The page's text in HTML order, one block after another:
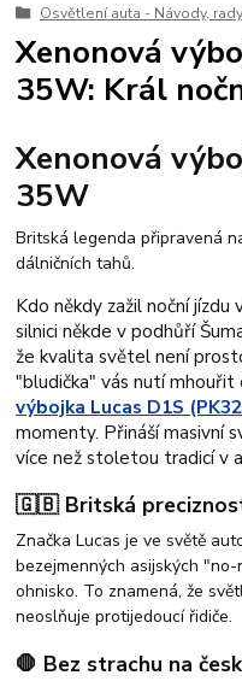
Osvětlení auta - Návody,
Xenonová
35W: Král
Xenonová
35W
Britská legenda připravená
dálničních tahů.
Kdo někdy zažil noční
silnici někde v podhůří
že kvalita světel není
"bludička" vás nutí mhouřit
výbojka Lucas D1S
momenty. Přináší masivní
více než stoletou tradicí v
🇬🇧 Britská
Značka Lucas je ve světě
bezejmenných asijských
ohnisko. To znamená, že
neoslňuje protijedoucí řidiče.
🛑 Bez strachu na